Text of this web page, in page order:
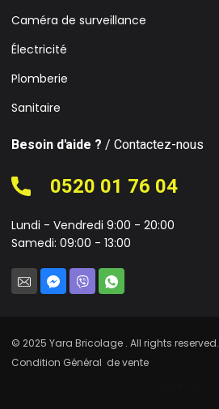
Caméra de surveillance
Électricité
Plomberie
Sanitaire
Besoin d'aide ? / Contactez-nous
0520 01 76 04
Lundi - Vendredi 9:00 - 20:00
Samedi: 09:00 - 13:00
© 2025 Yara Bricolage . All rights reserved.
Condition Général de vente